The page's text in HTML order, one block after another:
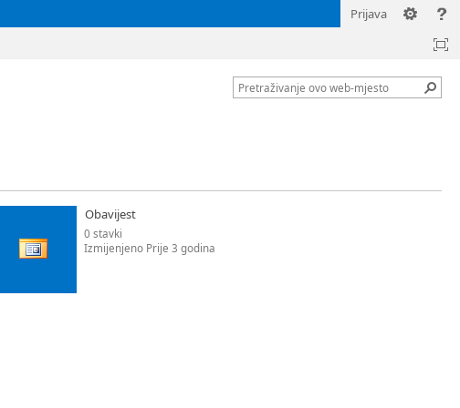
Prijava
Obavijest
0 stavki
Izmijenjeno Prije 3 godina